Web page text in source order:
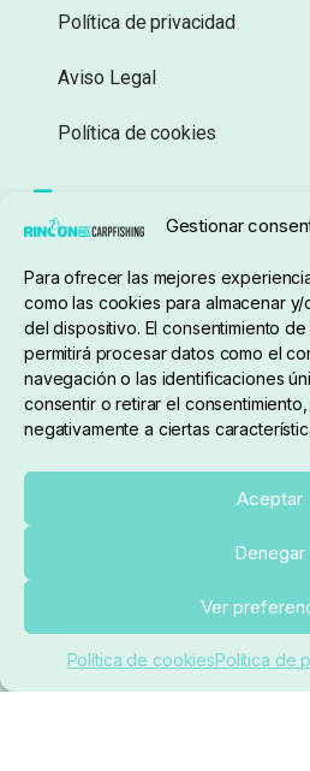
Gestionar
Para ofrecer las mejores
como las cookies para almacenar
del dispositivo. El consentimiento
permitirá procesar datos como el
navegación o las identificaciones
consentir o retirar el
negativamente a ciertas
Aceptar
Denegar
Ver
Política de cookiesPolítica de
Política de privacidad
Aviso Legal
Política de cookies
Sobre nosotros
910 824 923
Lunes a Viernes de 10:00 a